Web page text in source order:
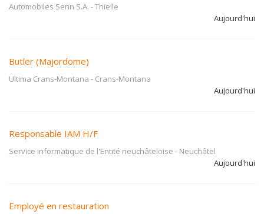
Automobiles Senn S.A. -Thielle
Aujourd'hui
Butler (Majordome)
Ultima Crans-Montana - Crans-Montana
Aujourd'hui
Responsable IAM H/F
Service informatique de l'Entité neuchâteloise - Neuchâtel
Aujourd'hui
Employé en restauration